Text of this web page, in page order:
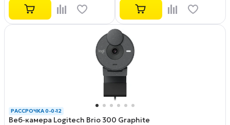
РАССРОЧКА 0-0-12
Веб‑камера Logitech Brio 300 Graphite